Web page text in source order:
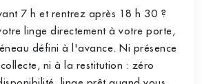
7 h et rentrez après 18 h 30 ?
linge directement à votre porte,
défini à l'avance. Ni présence
ni à la restitution : zéro